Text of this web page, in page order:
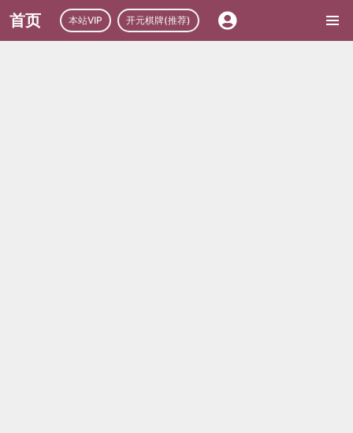
首页 本站VIP 开元棋牌(推荐)